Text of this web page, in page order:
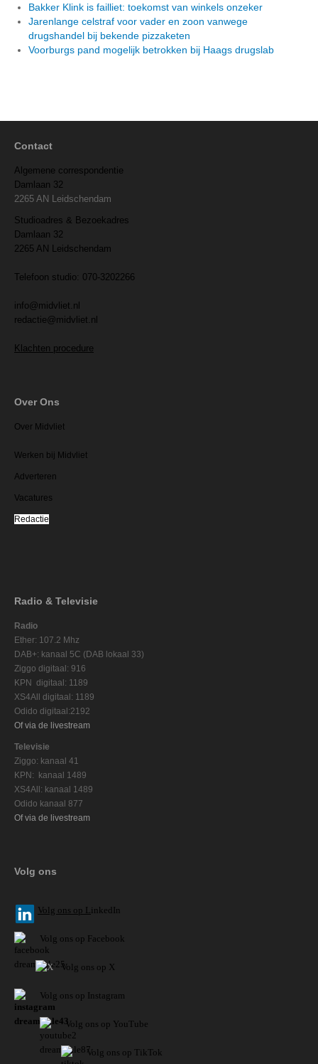
Bakker Klink is failliet: toekomst van winkels onzeker
Jarenlange celstraf voor vader en zoon vanwege
drugshandel bij bekende pizzaketen
Voorburgs pand mogelijk betrokken bij Haags drugslab
Contact
Algemene correspondentie
Damlaan 32
2265 AN Leidschendam
Studioadres & Bezoekadres
Damlaan 32
2265 AN Leidschendam
Telefoon studio: 070-3202266
info@midvliet.nl
redactie@midvliet.nl
Klachten procedure
Over Ons
Over Midvliet
Werken bij Midvliet
Adverteren
Vacatures
Redactie
Radio & Televisie
Radio
Ether: 107.2 Mhz
DAB+: kanaal 5C (DAB lokaal 33)
Ziggo digitaal: 916
KPN digitaal: 1189
XS4All digitaal: 1189
Odido digitaal:2192
Of via de livestream
Televisie
Ziggo: kanaal 41
KPN: kanaal 1489
XS4All: kanaal 1489
Odido kanaal 877
Of via de livestream
Volg ons
Volg ons op L inkedIn
Volg ons op Facebook
Volg ons op X
Volg ons op Instagram
Volg ons op YouTube
Volg ons op TikTok